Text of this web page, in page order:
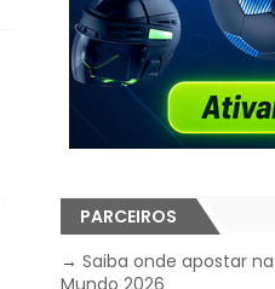
PARCEIROS
→Saiba onde apostar
Mundo 2026